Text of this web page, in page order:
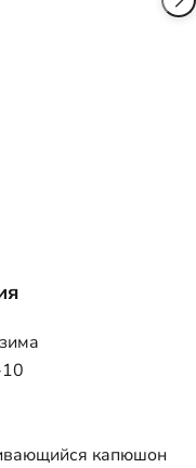
капюшон